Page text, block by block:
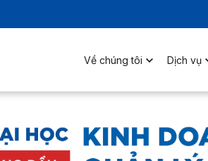
Về chúng tôi Dịch vụ